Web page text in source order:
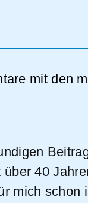
mit den
40
mich